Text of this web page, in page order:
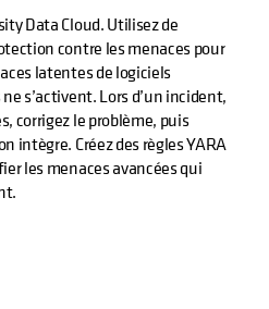
Data Cloud. Utilisez de
contre les menaces pour
latentes de logiciels
s’activent. Lors d’un incident,
corrigez le problème, puis
intègre. Créez des règles YARA
les menaces avancées qui